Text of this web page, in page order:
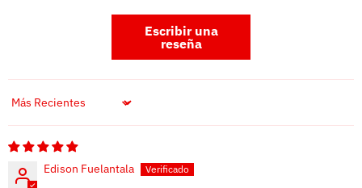
Escribir una
reseña
Sort by
Edison Fuelantala